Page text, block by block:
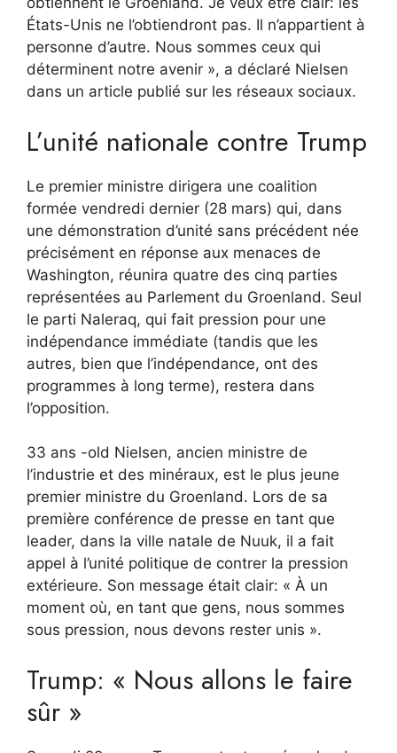
États-Unis ne l’obtiendront pas. Il n’appartient à
personne d’autre. Nous sommes ceux qui
déterminent notre avenir », a déclaré Nielsen
dans un article publié sur les réseaux sociaux.
L’unité nationale contre Trump
Le premier ministre dirigera une coalition
formée vendredi dernier (28 mars) qui, dans
une démonstration d’unité sans précédent née
précisément en réponse aux menaces de
Washington, réunira quatre des cinq parties
représentées au Parlement du Groenland. Seul
le parti Naleraq, qui fait pression pour une
indépendance immédiate (tandis que les
autres, bien que l’indépendance, ont des
programmes à long terme), restera dans
l’opposition.
33 ans -old Nielsen, ancien ministre de
l’industrie et des minéraux, est le plus jeune
premier ministre du Groenland. Lors de sa
première conférence de presse en tant que
leader, dans la ville natale de Nuuk, il a fait
appel à l’unité politique de contrer la pression
extérieure. Son message était clair: « À un
moment où, en tant que gens, nous sommes
sous pression, nous devons rester unis ».
Trump: « Nous allons le faire
sûr »